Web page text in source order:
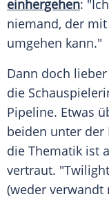
einhergehen:
niemand, der
umgehen kann."
Dann doch
die
Pipeline. Etwas
beiden unter der
die Thematik ist
vertraut.
(weder verwandt